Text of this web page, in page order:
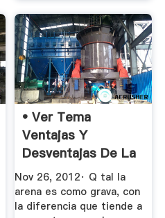
• Ver Tema
Ventajas Y
Desventajas De La
...
Nov 26, 2012· Q tal la
arena es como grava, con
la diferencia que tiende a